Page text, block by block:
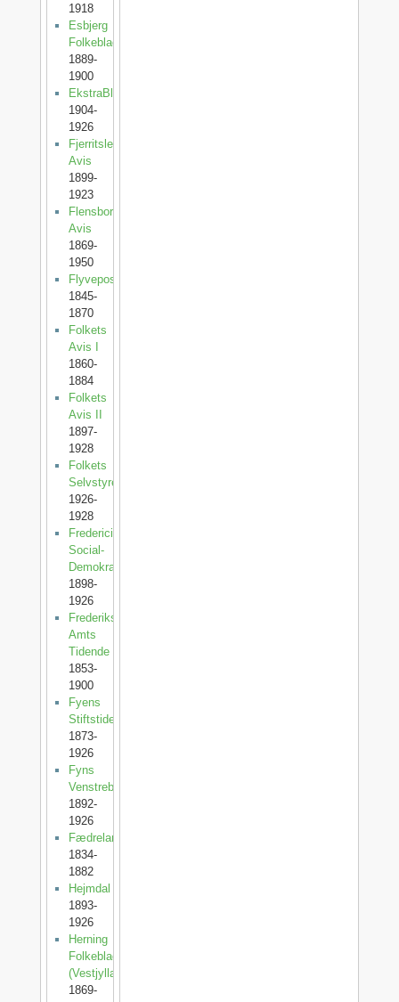
1918
Esbjerg
Folkeblad
1889-
1900
EkstraBladet
1904-
1926
Fjerritslev
Avis
1899-
1923
Flensborg
Avis
1869-
1950
Flyveposten
1845-
1870
Folkets
Avis I
1860-
1884
Folkets
Avis II
1897-
1928
Folkets
Selvstyre
1926-
1928
Fredericia
Social-
Demokrat
1898-
1926
Frederiksborg
Amts
Tidende
1853-
1900
Fyens
Stiftstidende
1873-
1926
Fyns
Venstreblad
1892-
1926
Fædrelandet
1834-
1882
Hejmdal
1893-
1926
Herning
Folkeblad
(Vestjylland)
1869-